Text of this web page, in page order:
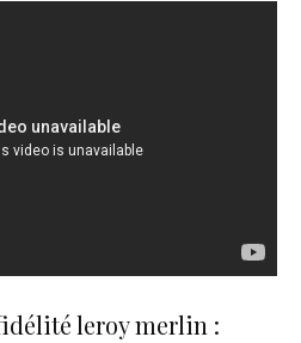
leroy merlin :